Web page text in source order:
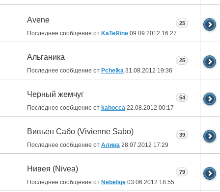
Avene
Последнее сообщение от KaTeRine 09.09.2012 16:27
25
Альганика
Последнее сообщение от Pchelka 31.08.2012 19:36
25
Черный жемчуг
Последнее сообщение от kahocca 22.08.2012 00:17
54
Вивьен Сабо (Vivienne Sabo)
Последнее сообщение от Алина 28.07.2012 17:29
39
Нивея (Nivea)
Последнее сообщение от Nebelige 03.06.2012 18:55
79